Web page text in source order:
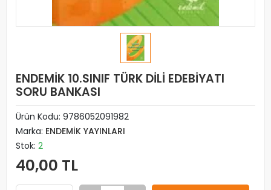
ENDEMİK 10.SINIF TÜRK DİLİ EDEBİYATI
SORU BANKASI
Ürün Kodu: 9786052091982
Marka: ENDEMİK YAYINLARI
Stok: 2
40,00 TL